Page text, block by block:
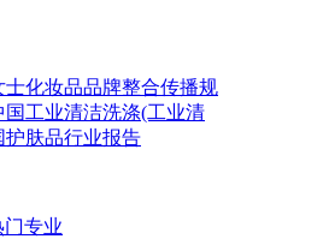
士化妆品品牌整合传播规
国工业清洁洗涤(工业清
护肤品行业报告
门专业